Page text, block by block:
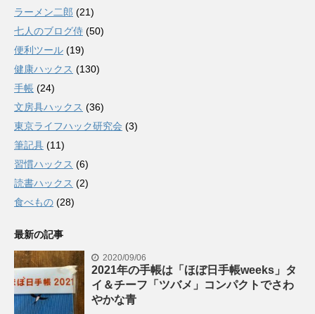
ラーメン二郎 (21)
七人のブログ侍 (50)
便利ツール (19)
健康ハックス (130)
手帳 (24)
文房具ハックス (36)
東京ライフハック研究会 (3)
筆記具 (11)
習慣ハックス (6)
読書ハックス (2)
食べもの (28)
最新の記事
2020/09/06
2021年の手帳は「ほぼ日手帳weeks」タ
イ＆チーフ「ツバメ」コンパクトでさわ
やかな青